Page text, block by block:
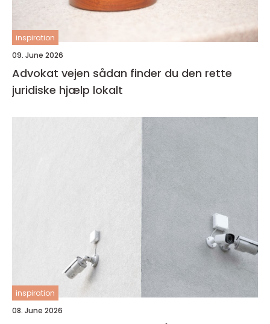
inspiration
09. June 2026
Advokat vejen sådan finder du den rette
juridiske hjælp lokalt
inspiration
08. June 2026